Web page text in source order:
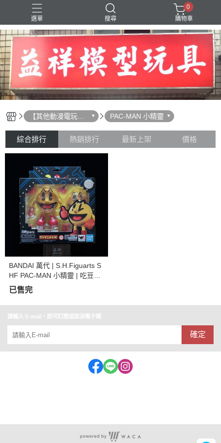
選單 搜尋
SD 三國創傑傳
0
購物車
【其他動漫電玩相
關】
PAC-MAN 小精靈
綜合排行 熱銷排行 最新上架 價格
BANDAI 萬代 | S.H.Figuarts S
HF PAC-MAN 小精靈 | 吃豆人
| 全新未拆
已售完
請輸入 E-mail，即可訂閱或取消電子報
確定